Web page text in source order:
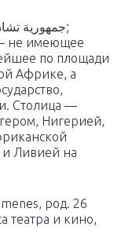
не имеющее
по площади
Африке, а
Столица —
Нигерией,
и Ливией на
род. 26
театра и кино,